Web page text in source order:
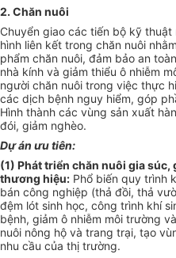
2. Chăn nuôi
Chuyển giao các tiến bộ kỹ
hình liên kết trong chăn nuôi
phẩm chăn nuôi, đảm bảo an
nhà kính và giảm thiểu ô nhiễm
người chăn nuôi trong việc thực
các dịch bệnh nguy hiểm, góp
Hình thành các vùng sản xuất
đói, giảm nghèo.
Dự án ưu tiên:
(1) Phát triển chăn nuôi gia súc,
thương hiệu: Phổ biến quy trình
bán công nghiệp (thả đồi, thả
đệm lót sinh học, công trình khí
bệnh, giảm ô nhiễm môi trường
nuôi nông hộ và trang trại, tạo
nhu cầu của thị trường.